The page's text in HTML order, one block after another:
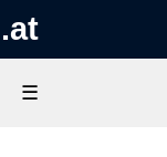
.at
☰